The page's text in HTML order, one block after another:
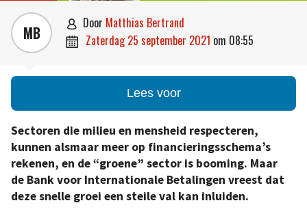
MB  door Matthias Bertrand
 zaterdag 25 september 2021 om 08:55
Lees voor
Sectoren die milieu en mensheid respecteren,
kunnen alsmaar meer op financieringsschema’s
rekenen, en de “groene” sector is booming. Maar
de Bank voor Internationale Betalingen vreest dat
deze snelle groei een steile val kan inluiden.